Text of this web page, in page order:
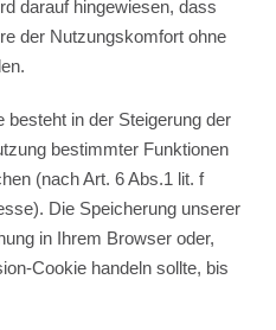
darauf hingewiesen, dass
der Nutzungskomfort ohne
in der Steigerung der
bestimmter Funktionen
(nach Art. 6 Abs.1 lit. f
Die Speicherung unserer
in Ihrem Browser oder,
Cookie handeln sollte, bis